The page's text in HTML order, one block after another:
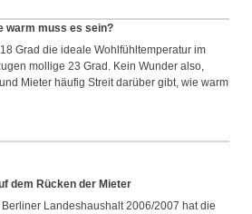
warm muss es sein?
Grad die ideale Wohlfühltemperatur im
mollige 23 Grad. Kein Wunder also,
Mieter häufig Streit darüber gibt, wie warm
dem Rücken der Mieter
Landeshaushalt 2006/2007 hat die